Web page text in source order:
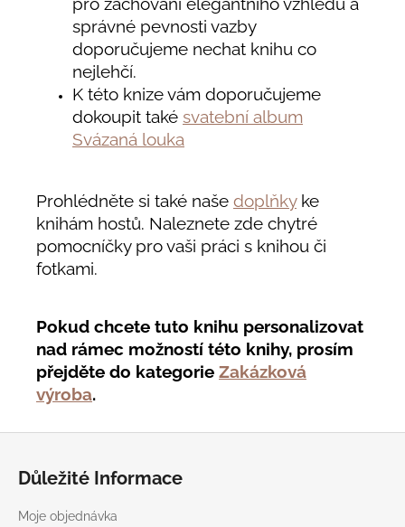
správné pevnosti vazby
doporučujeme nechat knihu co
nejlehčí.
K této knize vám doporučujeme
dokoupit také svatební album
Svázaná louka
Prohlédněte si také naše doplňkyke
knihám hostů. Naleznete zde chytré
pomocníčky pro vaši práci s knihou či
fotkami.
Pokud chcete tuto knihu personalizovat
nad rámec možností této knihy, prosím
přejděte do kategorie Zakázková
výroba.
Důležité Informace
Moje objednávka